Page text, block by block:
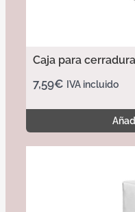
Caja para
7,59€ IVA incluido